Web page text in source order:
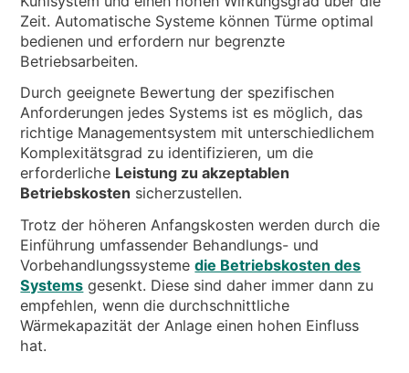
Zeit. Automatische Systeme können Türme optimal
bedienen und erfordern nur begrenzte
Betriebsarbeiten.
Durch geeignete Bewertung der spezifischen
Anforderungen jedes Systems ist es möglich, das
richtige Managementsystem mit unterschiedlichem
Komplexitätsgrad zu identifizieren, um die
erforderliche Leistung zu akzeptablen
Betriebskosten sicherzustellen.
Trotz der höheren Anfangskosten werden durch die
Einführung umfassender Behandlungs- und
Vorbehandlungssystemedie Betriebskosten des
Systems gesenkt. Diese sind daher immer dann zu
empfehlen, wenn die durchschnittliche
Wärmekapazität der Anlage einen hohen Einfluss
hat.